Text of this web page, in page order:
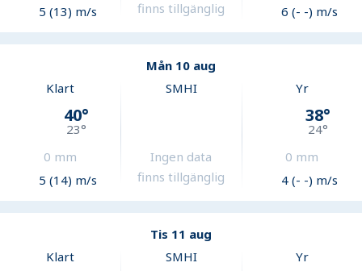
5 (13) m/s
finns tillgänglig
6 (- -) m/s
Mån 10 aug
Klart
40°
23°
0 mm
5 (14) m/s
SMHI
Ingen data
finns tillgänglig
Yr
38°
24°
0 mm
4 (- -) m/s
Tis 11 aug
Klart
SMHI Yr